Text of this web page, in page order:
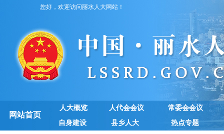
您好，欢迎访问丽水人大网站！
网站首页
人大概览 人代会会议
常委会会议
自身建设
县乡人大 热点专题